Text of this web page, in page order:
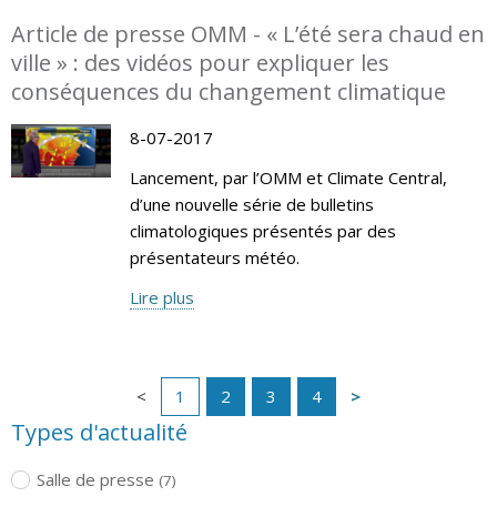
Article de presse OMM - « L’été sera chaud en
ville » : des vidéos pour expliquer les
conséquences du changement climatique
8-07-2017
Lancement, par l’OMM et Climate Central,
d’une nouvelle série de bulletins
climatologiques présentés par des
présentateurs météo.
Lire plus
1 2 3 4
Types d'actualité
Salle de presse (7)